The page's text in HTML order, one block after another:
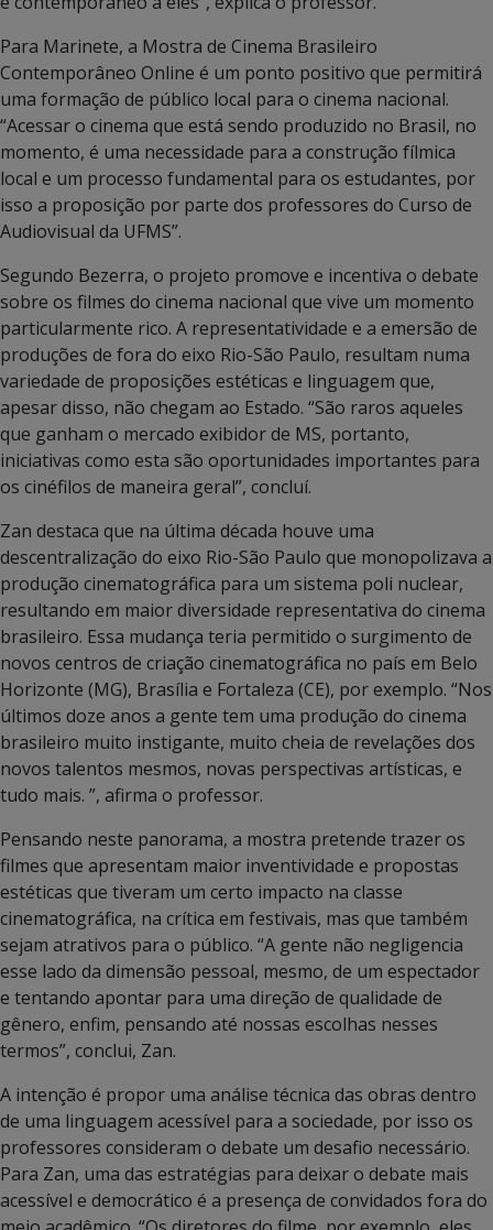
Para Marinete, a Mostra de Cinema Brasileiro
Contemporâneo Online é um ponto positivo que permitirá
uma formação de público local para o cinema nacional.
“Acessar o cinema que está sendo produzido no Brasil, no
momento, é uma necessidade para a construção fílmica
local e um processo fundamental para os estudantes, por
isso a proposição por parte dos professores do Curso de
Audiovisual da UFMS”.
Segundo Bezerra, o projeto promove e incentiva o debate
sobre os filmes do cinema nacional que vive um momento
particularmente rico. A representatividade e a emersão de
produções de fora do eixo Rio-São Paulo, resultam numa
variedade de proposições estéticas e linguagem que,
apesar disso, não chegam ao Estado. “São raros aqueles
que ganham o mercado exibidor de MS, portanto,
iniciativas como esta são oportunidades importantes para
os cinéfilos de maneira geral”, concluí.
Zan destaca que na última década houve uma
descentralização do eixo Rio-São Paulo que monopolizava a
produção cinematográfica para um sistema poli nuclear,
resultando em maior diversidade representativa do cinema
brasileiro. Essa mudança teria permitido o surgimento de
novos centros de criação cinematográfica no país em Belo
Horizonte (MG), Brasília e Fortaleza (CE), por exemplo. “Nos
últimos doze anos a gente tem uma produção do cinema
brasileiro muito instigante, muito cheia de revelações dos
novos talentos mesmos, novas perspectivas artísticas, e
tudo mais. ”, afirma o professor.
Pensando neste panorama, a mostra pretende trazer os
filmes que apresentam maior inventividade e propostas
estéticas que tiveram um certo impacto na classe
cinematográfica, na crítica em festivais, mas que também
sejam atrativos para o público. “A gente não negligencia
esse lado da dimensão pessoal, mesmo, de um espectador
e tentando apontar para uma direção de qualidade de
gênero, enfim, pensando até nossas escolhas nesses
termos”, conclui, Zan.
A intenção é propor uma análise técnica das obras dentro
de uma linguagem acessível para a sociedade, por isso os
professores consideram o debate um desafio necessário.
Para Zan, uma das estratégias para deixar o debate mais
acessível e democrático é a presença de convidados fora do